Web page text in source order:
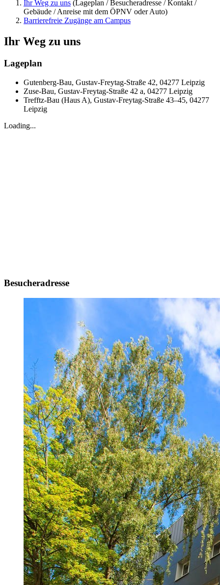
Ihr Weg zu uns (Lageplan / Besucheradresse / Kontakt /
Gebäude / Anreise mit dem ÖPNV oder Auto)
Barrierefreie Zugänge am Campus
Ihr Weg zu uns
Lageplan
Gutenberg-Bau, Gustav-Freytag-Straße 42, 04277 Leipzig
Zuse-Bau, Gustav-Freytag-Straße 42 a, 04277 Leipzig
Trefftz-Bau (Haus A), Gustav-Freytag-Straße 43–45, 04277
Leipzig
Loading...
Besucheradresse